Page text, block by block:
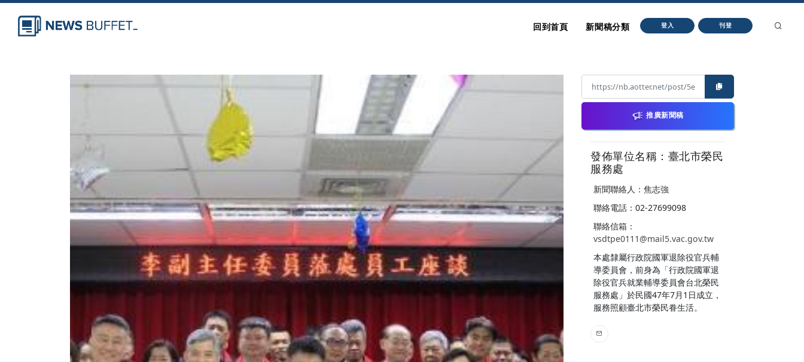
回到首頁 新聞稿分類 登入 刊登
推廣新聞稿
發佈單位名稱：臺北市榮民
服務處
新聞聯絡人：焦志強
聯絡電話：02-27699098
聯絡信箱：
vsdtpe0111@mail5.vac.gov.tw
本處隸屬行政院國軍退除役官兵輔
導委員會，前身為「行政院國軍退
除役官兵就業輔導委員會台北榮民
服務處」於民國47年7月1日成立，
服務照顧臺北市榮民眷生活。